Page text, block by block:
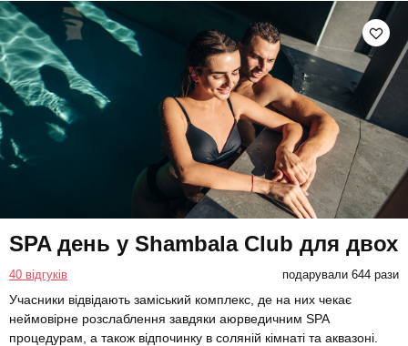
SPA день у Shambala Club для двох
40 відгуків подарували 644 рази
Учасники відвідають заміський комплекс, де на них чекає
неймовірне розслаблення завдяки аюрведичним SPA
процедурам, а також відпочинку в соляній кімнаті та аквазоні.